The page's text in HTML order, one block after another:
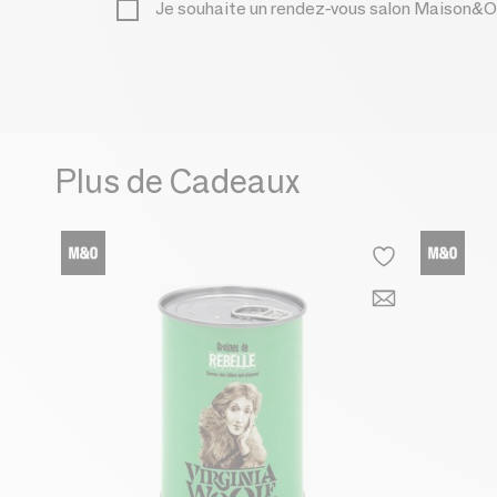
Je souhaite un rendez-vous salon
Plus de Cadeaux